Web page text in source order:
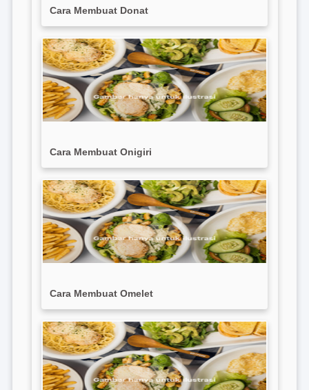
Cara Membuat Donat
Cara Membuat Onigiri
Cara Membuat Omelet